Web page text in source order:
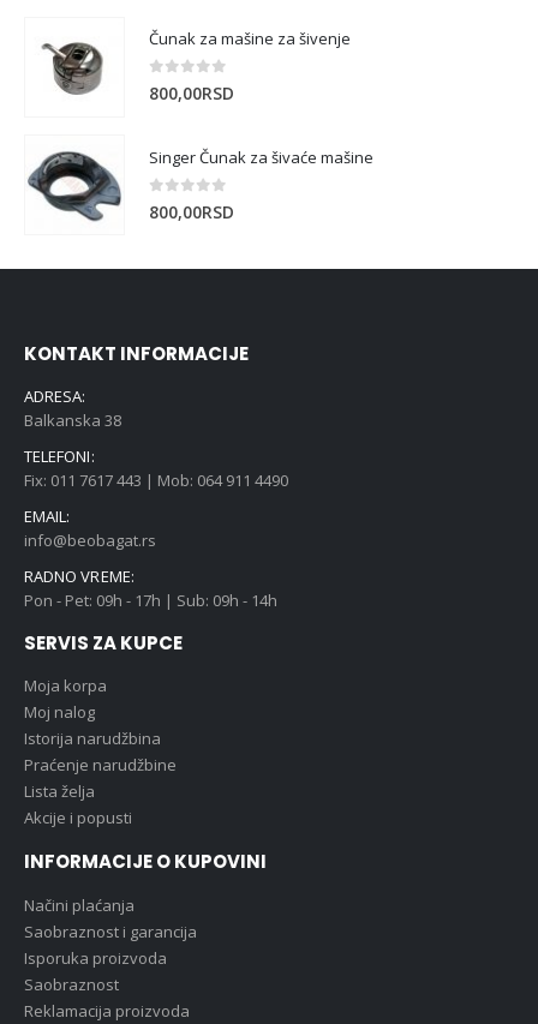
Čunak za mašine za šivenje
0 out of 5
800,00RSD
Singer Čunak za šivaće mašine
0 out of 5
800,00RSD
KONTAKT INFORMACIJE
ADRESA:
Balkanska 38
TELEFONI:
Fix: 011 7617 443 | Mob: 064 911 4490
EMAIL:
info@beobagat.rs
RADNO VREME:
Pon - Pet: 09h - 17h | Sub: 09h - 14h
SERVIS ZA KUPCE
Moja korpa
Moj nalog
Istorija narudžbina
Praćenje narudžbine
Lista želja
Akcije i popusti
INFORMACIJE O KUPOVINI
Načini plaćanja
Saobraznost i garancija
Isporuka proizvoda
Saobraznost
Reklamacija proizvoda